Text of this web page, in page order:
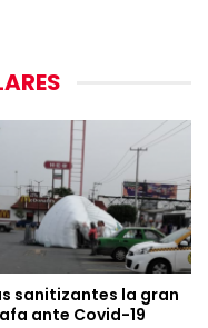
sanitizantes la gran
ante Covid-19